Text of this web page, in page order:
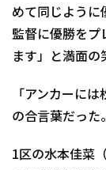
めて同じように
監督に優勝をプ
ます」と満面の
「アンカーに
の合言葉だった
1区の水本佳菜